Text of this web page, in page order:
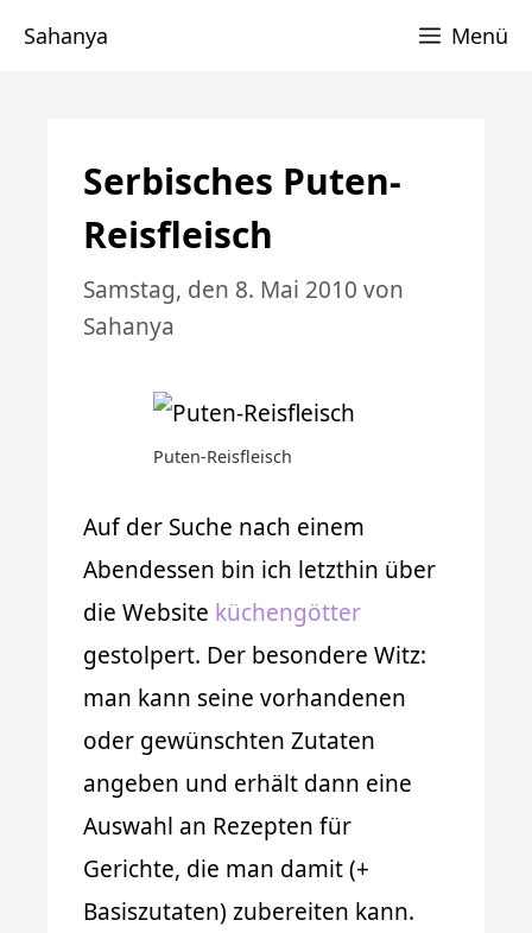
Sahanya Menü
Serbisches Puten-
Reisfleisch
Samstag, den 8. Mai 2010 von
Sahanya
Puten-Reisfleisch
Auf der Suche nach einem
Abendessen bin ich letzthin über
die Website küchengötter
gestolpert. Der besondere Witz:
man kann seine vorhandenen
oder gewünschten Zutaten
angeben und erhält dann eine
Auswahl an Rezepten für
Gerichte, die man damit (+
Basiszutaten) zubereiten kann.